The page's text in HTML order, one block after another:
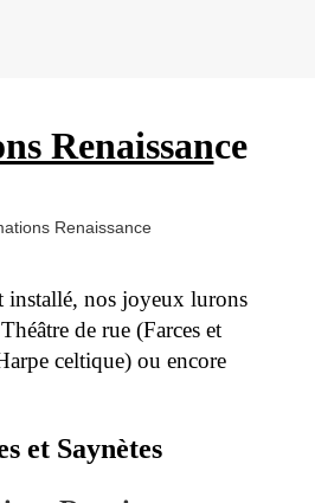
Renaissance
installé, nos joyeux lurons
de rue (Farces et
celtique) ou encore
et Saynètes